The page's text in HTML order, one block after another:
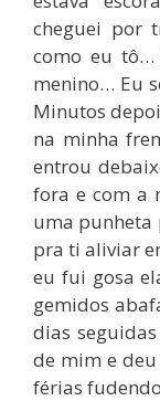
cheguei por
como eu tô…
menino… Eu
Minutos
na minha
entrou
fora e com a
uma punheta
pra ti aliviar
eu fui gosa
gemidos
dias
de mim e deu
férias